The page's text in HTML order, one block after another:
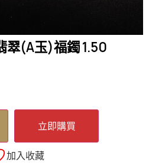
翠(A玉)福鐲 1.50
立即購買
加入收藏